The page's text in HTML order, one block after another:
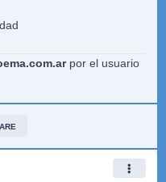
por el usuario